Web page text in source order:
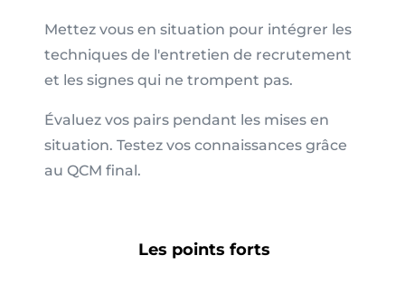
Mettez vous en situation pour intégrer les
techniques de l'entretien de recrutement
et les signes qui ne trompent pas.
Évaluez vos pairs pendant les mises en
situation. Testez vos connaissances grâce
au QCM final.
Les points forts